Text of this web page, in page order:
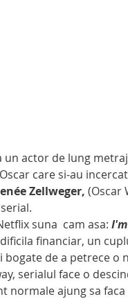
care si-au
Zellweger, (Oscar
suna  cam asa:
financiar, un
de a petrece o
serialul face o
normale ajung sa